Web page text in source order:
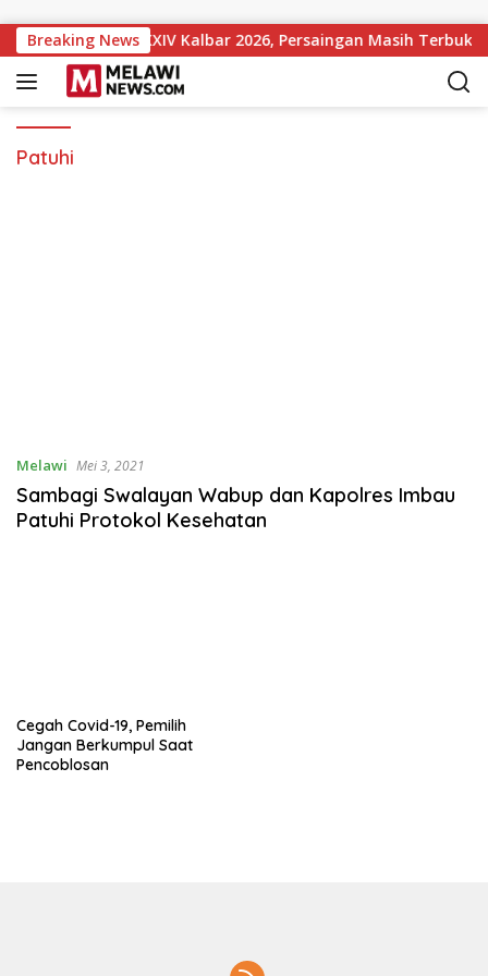
Breaking News
MTQ XXXIV Kalbar 2026, Persaingan Masih Terbuka
Patuhi
Melawi Mei 3, 2021
Sambagi Swalayan Wabup dan Kapolres Imbau
Patuhi Protokol Kesehatan
Cegah Covid-19, Pemilih
Jangan Berkumpul Saat
Pencoblosan